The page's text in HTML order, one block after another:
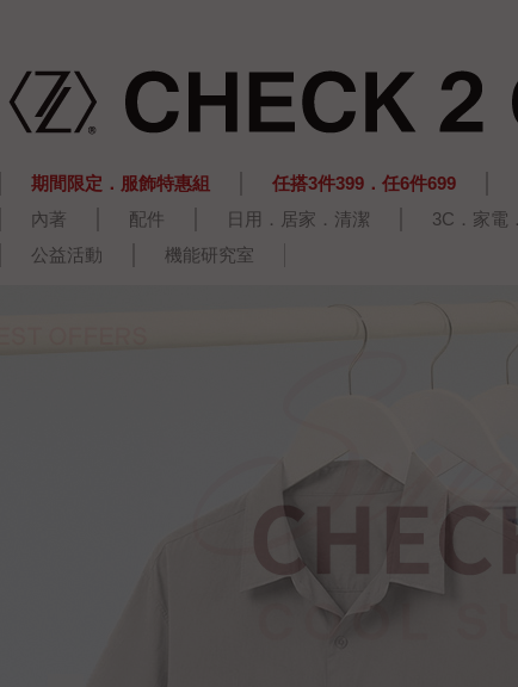
期間限定．服飾特惠組 任搭3件399．任6件699
內著
配件 日用．居家．清潔 3C．家電
公益活動
機能研究室